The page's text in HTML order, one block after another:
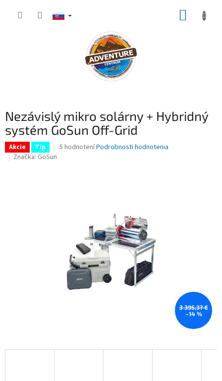
Nezávislý mikro solárny + Hybridný
systém GoSun Off-Grid
Akcie Tip
Priemerné
5 hodnoteníPodrobnosti hodnotenia
Značka: GoSun
3 395,37 €
–14 %